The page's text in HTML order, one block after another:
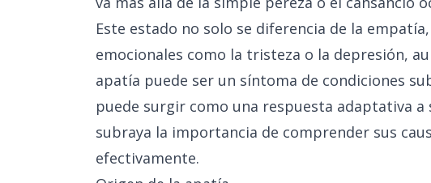
Este estado no solo se diferencia de la
emocionales como la tristeza o la depresión,
apatía puede ser un síntoma de condiciones
puede surgir como una respuesta adaptativa
subraya la importancia de comprender sus
efectivamente.